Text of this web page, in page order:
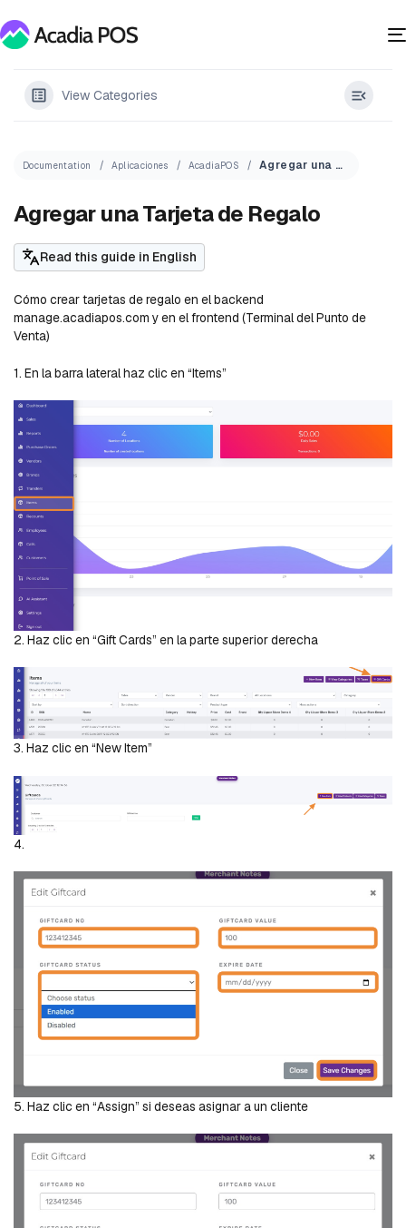
View Categories
Documentation Aplicaciones AcadiaPOS Agregar una Tarjeta de Regalo
Agregar una Tarjeta de Regalo
Read this guide in English
Cómo crear tarjetas de regalo en el backend
manage.acadiapos.com y en el frontend (Terminal del Punto de
Venta)
1. En la barra lateral haz clic en “Items”
2. Haz clic en “Gift Cards” en la parte superior derecha
3. Haz clic en “New Item”
4.
5. Haz clic en “Assign” si deseas asignar a un cliente